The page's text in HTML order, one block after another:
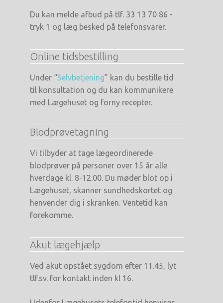
Du kan melde afbud på tlf. 33 13 70 86 -
tryk 1 og læg besked på telefonsvarer.
Online tidsbestilling
Under “Selvbetjening” kan du bestille tid
til konsultation og du kan kommunikere
med Lægehuset og forny recepter.
Blodprøvetagning
Vi tilbyder at tage lægeordinerede
blodprøver på personer over 15 år alle
hverdage kl. 8-12.00. Du møder blot op i
Lægehuset, skanner sundhedskortet og
henvender dig i skranken. Ventetid kan
forekomme.
Akut lægehjælp
Ved akut opstået sygdom efter 11.45, lyt
tlf.sv. for kontakt inden kl 16.